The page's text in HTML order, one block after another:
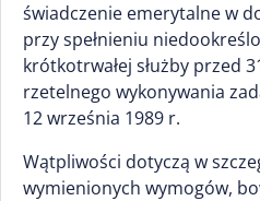
świadczenie emerytalne w
przy spełnieniu
krótkotrwałej służby przed
rzetelnego wykonywania
12 września 1989 r.
Wątpliwości dotyczą w
wymienionych wymogów,